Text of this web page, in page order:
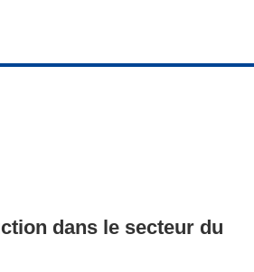
dans le secteur du